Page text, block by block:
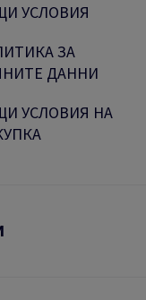
УСЛОВИЯ
ЗА
ДАННИ
УСЛОВИЯ НА